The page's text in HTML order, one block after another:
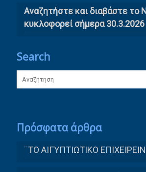
Αναζητήστε και διαβάστε
κυκλοφορεί σήμερα 30.3.2026
Search
Πρόσφατα άρθρα
¨ΤΟ ΑΙΓΥΠΤΙΩΤΙΚΟ